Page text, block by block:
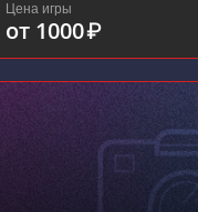
Цена игры
от 1000₽